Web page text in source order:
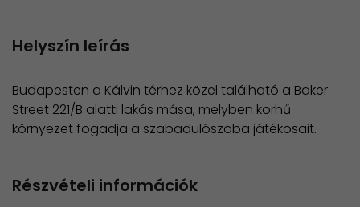
Helyszín leírás
Budapesten a Kálvin térhez közel található a Baker
Street 221/B alatti lakás mása, melyben korhű
környezet fogadja a szabadulószoba játékosait.
Részvételi információk